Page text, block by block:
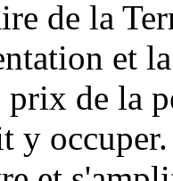
de la
et
prix de la
y